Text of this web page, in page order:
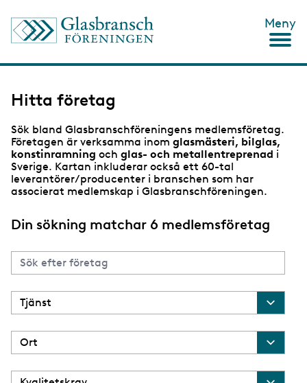
Meny
Hitta företag
Sök bland Glasbranschföreningens medlemsföretag.
Företagen är verksamma inom glasmästeri, bilglas,
konstinramning och glas- och metallentreprenad i
Sverige. Kartan inkluderar också ett 60-tal
leverantörer/producenter i branschen som har
associerat medlemskap i Glasbranschföreningen.
Din sökning matchar 6 medlemsföretag